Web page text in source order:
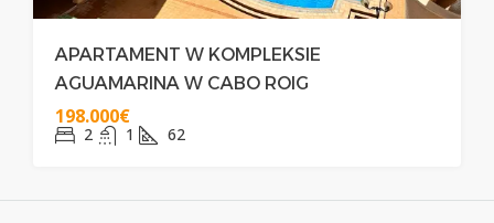
APARTAMENT W KOMPLEKSIE
AGUAMARINA W CABO ROIG
198.000€
2 1 62